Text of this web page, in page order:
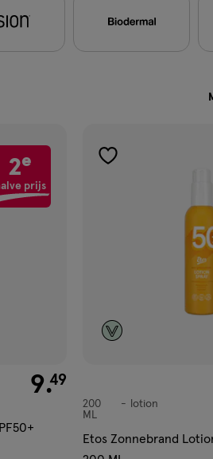
2e
prijs
€ 9.49
9.49
toevoegen
lotion
200
ML
lotion
Etos Zonnebrand